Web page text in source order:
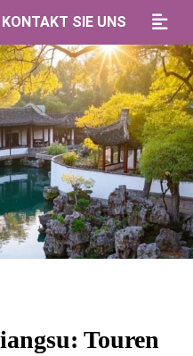
KONTAKT SIE UNS
Touren